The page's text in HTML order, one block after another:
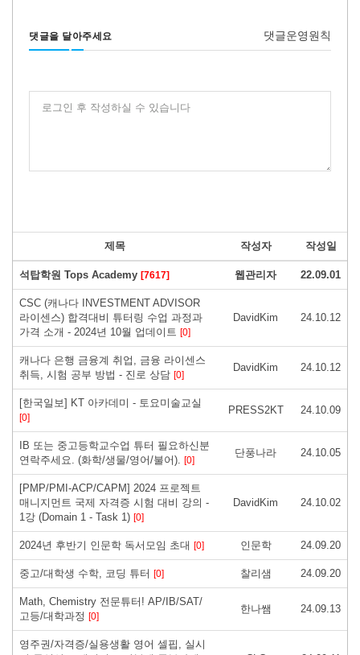
댓글을 달아주세요 댓글운영원칙
로그인 후 작성하실 수 있습니다
제목 작성자 작성일
석탑학원 Tops Academy [7617] 웹관리자 22.09.01
CSC (캐나다 INVESTMENT ADVISOR
라이센스) 합격대비 튜터링 수업 과정과
가격 소개 - 2024년 10월 업데이트 [0]
DavidKim 24.10.12
캐나다 은행 금융계 취업, 금융 라이센스
취득, 시험 공부 방법 - 진로 상담 [0]
DavidKim 24.10.12
[한국일보] KT 아카데미 - 토요미술교실
[0]
PRESS2KT 24.10.09
IB 또는 중고등학교수업 튜터 필요하신분
연락주세요. (화학/생물/영어/불어). [0]
단풍나라 24.10.05
[PMP/PMI-ACP/CAPM] 2024 프로젝트
매니지먼트 국제 자격증 시험 대비 강의 -
1강 (Domain 1 - Task 1) [0]
DavidKim 24.10.02
2024년 후반기 인문학 독서모임 초대 [0] 인문학 24.09.20
중고/대학생 수학, 코딩 튜터 [0] 찰리샘 24.09.20
Math, Chemistry 전문튜터! AP/IB/SAT/
고등/대학과정 [0]
한나쌤 24.09.13
영주권/자격증/실용생활 영어 셀핍, 실시